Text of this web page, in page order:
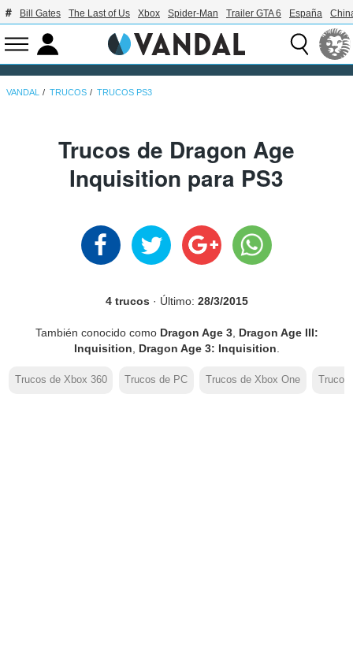
Bill Gates The Last of Us Xbox Spider-Man Trailer GTA 6 España
VANDAL TRUCOS TRUCOS PS3
Trucos de Dragon Age
Inquisition para PS3
4 trucos · Último: 28/3/2015
También conocido como Dragon Age 3, Dragon Age III:
Inquisition
Dragon Age 3: Inquisition
Trucos de Xbox 360 Trucos de PC Trucos de Xbox One